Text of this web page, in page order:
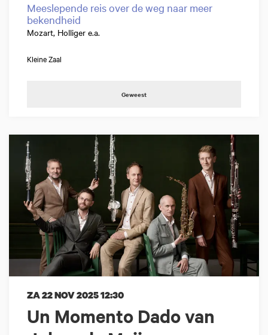
Meeslepende reis over de weg naar meer
bekendheid
Mozart, Holliger e.a.
Kleine Zaal
Geweest
Un Momento Dado van
ZA 22 NOV 202512:30